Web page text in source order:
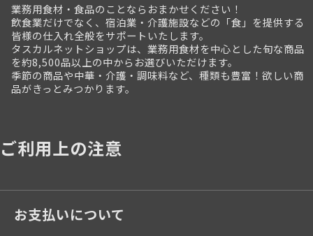
業務用食材・食品のことならおまかせください！
飲食業だけでなく、宿泊業・介護施設などの「食」を提供する
皆様の仕入れ全般をサポートいたします。
タスカルネットショップは、業務用食材を中心とした旬な商品
を約8,500品以上の中からお選びいただけます。
季節の商品や中華・介護・調味料など、種類も豊富！欲しい商
品がきっとみつかります。
ご利用上の注意
お支払いについて